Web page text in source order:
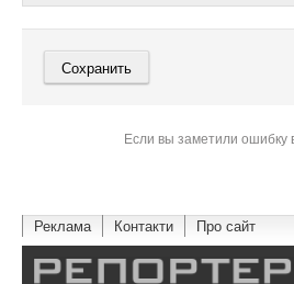
Если вы заметили ошибку
Реклама Контакти Про сайт